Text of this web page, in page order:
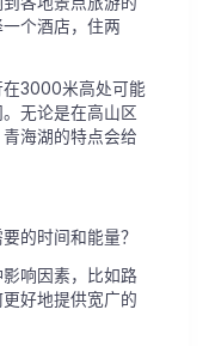
个酒店，住两
3000米高处可能
无论是在高山区
海湖的特点会给
的时间和能量？
响因素，比如路
好地提供宽广的